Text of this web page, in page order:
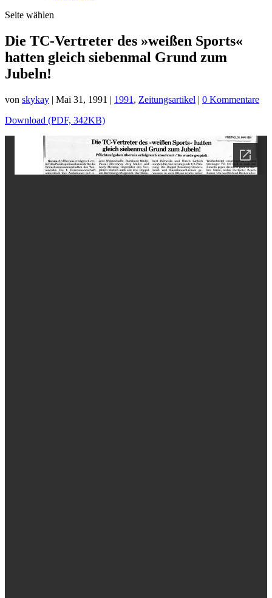
Seite wählen
Die TC-Vertreter des »weißen Sports«
hatten gleich siebenmal Grund zum
Jubeln!
von skykay | Mai 31, 1991 | 1991 , Zeitungsartikel | 0 Kommentare
Download (PDF, 342KB)